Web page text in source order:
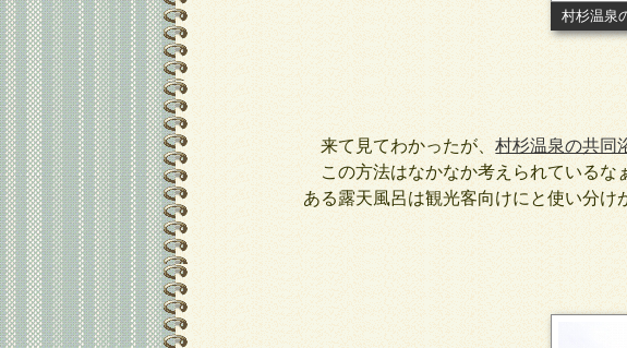
村杉温泉
来て見てわかったが、村杉温泉の共同
この方法はなかなか考えられているな
ある露天風呂は観光客向けにと使い分け